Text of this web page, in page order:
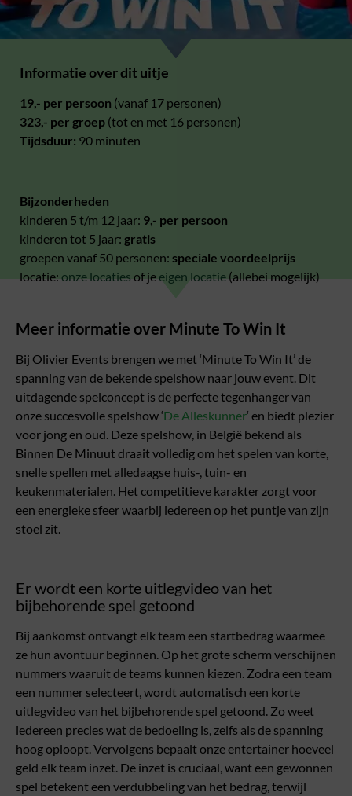
Informatie over dit uitje
19,- per persoon (vanaf 17 personen)
323,- per groep (tot en met 16 personen)
Tijdsduur: 90 minuten
Bijzonderheden
kinderen 5 t/m 12 jaar: 9,- per persoon
kinderen tot 5 jaar: gratis
groepen vanaf 50 personen: speciale voordeelprijs
locatie: onze locaties of jeeigen locatie (allebei mogelijk)
Meer informatie over Minute To Win It
Bij Olivier Events brengen we met ‘Minute To Win It’ de
spanning van de bekende spelshow naar jouw event. Dit
uitdagende spelconcept is de perfecte tegenhanger van
onze succesvolle spelshow ‘De Alleskunner‘ en biedt plezier
voor jong en oud. Deze spelshow, in België bekend als
Binnen De Minuut draait volledig om het spelen van korte,
snelle spellen met alledaagse huis-, tuin- en
keukenmaterialen. Het competitieve karakter zorgt voor
een energieke sfeer waarbij iedereen op het puntje van zijn
stoel zit.
Er wordt een korte uitlegvideo van het
bijbehorende spel getoond
Bij aankomst ontvangt elk team een startbedrag waarmee
ze hun avontuur beginnen. Op het grote scherm verschijnen
nummers waaruit de teams kunnen kiezen. Zodra een team
een nummer selecteert, wordt automatisch een korte
uitlegvideo van het bijbehorende spel getoond. Zo weet
iedereen precies wat de bedoeling is, zelfs als de spanning
hoog oploopt. Vervolgens bepaalt onze entertainer hoeveel
geld elk team inzet. De inzet is cruciaal, want een gewonnen
spel betekent een verdubbeling van het bedrag, terwijl